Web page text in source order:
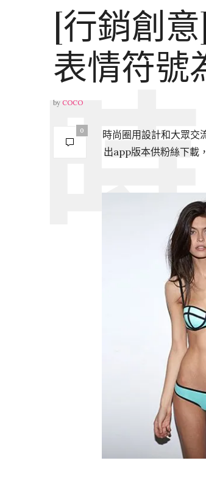
[行銷創
表情符號
by COCO
0
時尚圈用設計和大眾交
出app版本供粉絲下載